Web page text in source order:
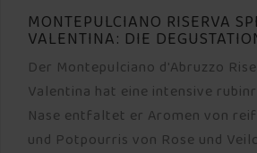
MONTEPULCIANO RISERVA
VALENTINA: DIE
Der Montepulciano d'Abruzzo
Valentina hat eine intensive
Nase entfaltet er Aromen von
und Potpourris von Rose und